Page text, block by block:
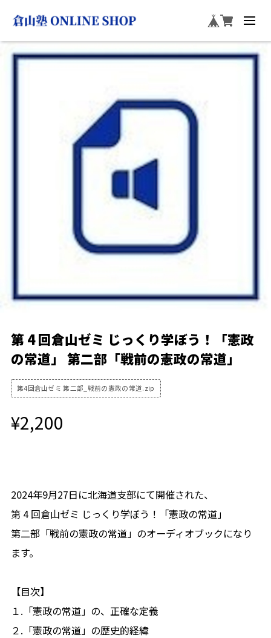
第 4 回倉山ゼミ じっくり学ぼう！「憲政
の常道」 第二部「戦前の憲政の常道」
第4回倉山ゼミ 第二部_戦前の憲政の常道.zip
¥2,200
2024年9月27日に北海道支部にて開催された、
第 4 回倉山ゼミ じっくり学ぼう！「憲政の常道」
第二部「戦前の憲政の常道」のオーディオブックになり
ます。
【目次】
１.「憲政の常道」の、正確な定義
２.「憲政の常道」の歴史的経緯